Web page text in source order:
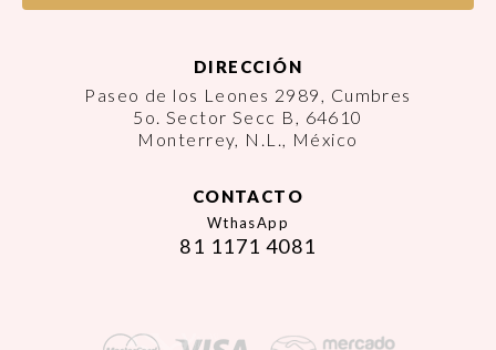
DIRECCIÓN
Paseo de los Leones 2989, Cumbres
5o. Sector Secc B, 64610
Monterrey, N.L., México
CONTACTO
WthasApp
81 1171 4081